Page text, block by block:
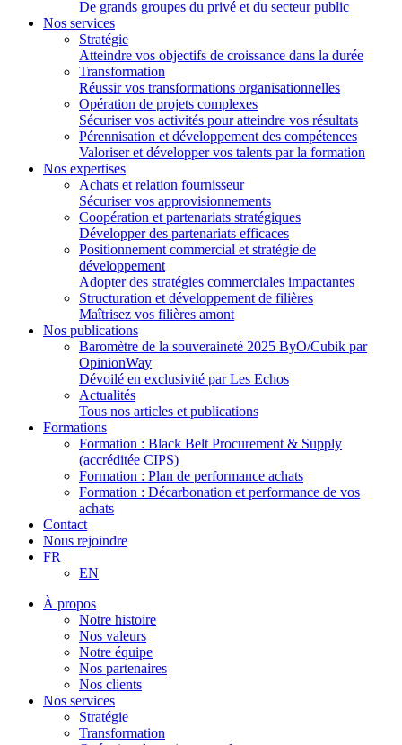
De grands groupes du privé et du secteur public
Nos services
Stratégie
Atteindre vos objectifs de croissance dans la durée
Transformation
Réussir vos transformations organisationnelles
Opération de projets complexes
Sécuriser vos activités pour atteindre vos résultats
Pérennisation et développement des compétences
Valoriser et développer vos talents par la formation
Nos expertises
Achats et relation fournisseur
Sécuriser vos approvisionnements
Coopération et partenariats stratégiques
Développer des partenariats efficaces
Positionnement commercial et stratégie de
développement
Adopter des stratégies commerciales impactantes
Structuration et développement de filières
Maîtrisez vos filières amont
Nos publications
Baromètre de la souveraineté 2025 ByO/Cubik par
OpinionWay
Dévoilé en exclusivité par Les Echos
Actualités
Tous nos articles et publications
Formations
Formation : Black Belt Procurement & Supply
(accréditée CIPS)
Formation : Plan de performance achats
Formation : Décarbonation et performance de vos
achats
Contact
Nous rejoindre
FR
EN
À propos
Notre histoire
Nos valeurs
Notre équipe
Nos partenaires
Nos clients
Nos services
Stratégie
Transformation